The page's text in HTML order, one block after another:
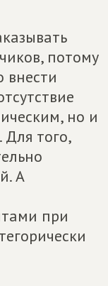
потому
внести
но и
того,
А
при